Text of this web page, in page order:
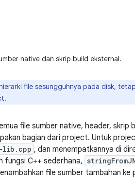
native dan skrip build eksternal.
file sesungguhnya pada disk,
file sumber native, header, skrip
bagian dari project. Untuk
lib.cpp , dan menempatkannya di
fungsi C++ sederhana,
file sumber tambahan